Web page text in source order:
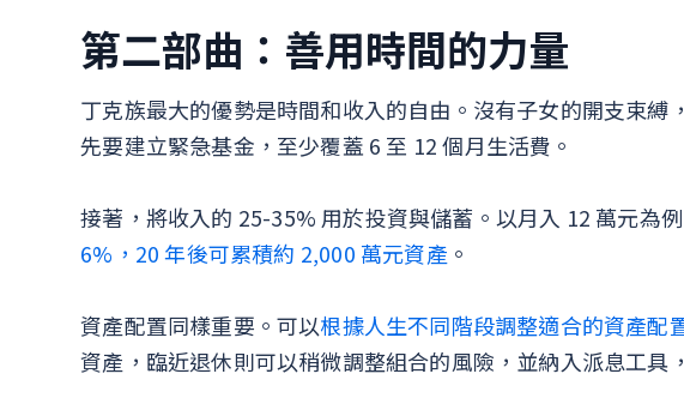
第二部曲：善用時間的力量
丁克族最大的優勢是時間和收入的自由。沒有子女的開支束縛
先要建立緊急基金，至少覆蓋 6 至 12 個月生活費。
接著，將收入的 25-35% 用於投資與儲蓄。以月入 12 萬元為
6%，20 年後可累積約 2,000 萬元資產 。
資產配置同樣重要。可以根據人生不同階段調整適合的資產配
資產，臨近退休則可以稍微調整組合的風險，並納入派息工具